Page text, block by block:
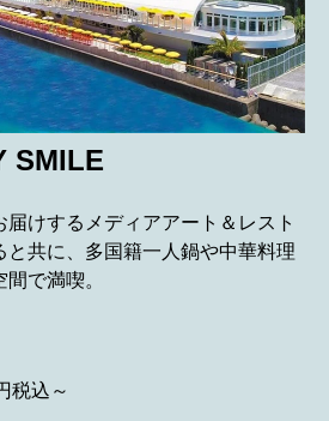
SMILE
けするメディアアート＆レスト
と共に、多国籍一人鍋や中華料理
で満喫。
税込～